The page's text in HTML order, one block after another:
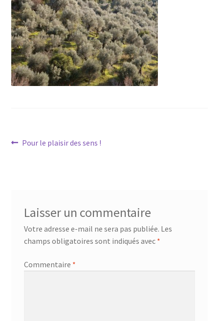
Navigation
Article
Pour le plaisir des sens !
Laisser un commentaire
Votre adresse e-mail ne sera pas publiée. Les
champs obligatoires sont indiqués avec *
Commentaire *